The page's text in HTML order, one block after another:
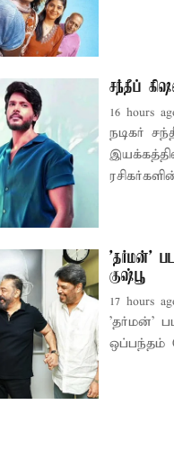
சந்தீப்
16 hours
நடிகர்
'தர்மன்'
குஷ்பூ
17 hours
'தர்மன்'
ஒப்பந்தம்